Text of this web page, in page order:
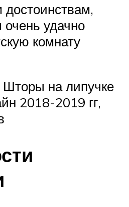
достоинствам,
удачно
комнату
Шторы на липучке
2018-2019 гг,